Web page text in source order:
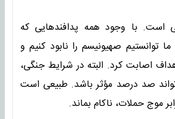
است. با وجود همه پدافندهایی که
توانستیم صهیونیسم را نابود کنیم و
اصابت کرد. البته در شرایط جنگی،
صد درصد مؤثر باشد. طبیعی است
موج حملات، ناکام بماند.